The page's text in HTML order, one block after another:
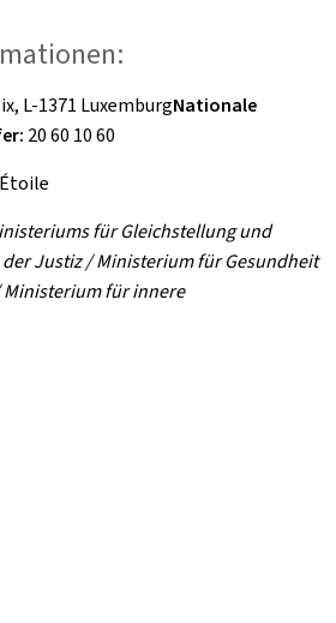
L-1371 LuxemburgNationale
20 60 10 60
für Gleichstellung und
Justiz / Ministerium für Gesundheit
für innere